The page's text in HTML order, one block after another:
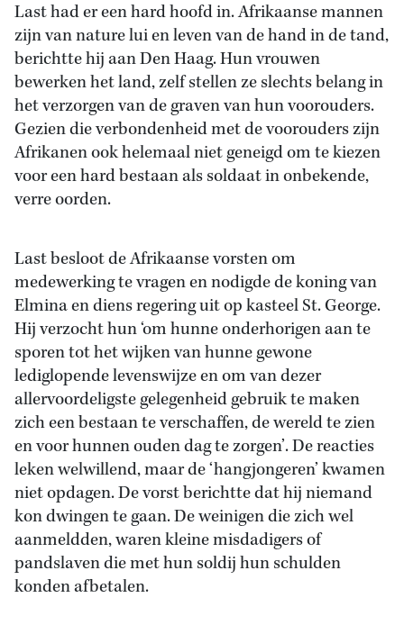
Last had er een hard hoofd in. Afrikaanse mannen
zijn van nature lui en leven van de hand in de tand,
berichtte hij aan Den Haag. Hun vrouwen
bewerken het land, zelf stellen ze slechts belang in
het verzorgen van de graven van hun voorouders.
Gezien die verbondenheid met de voorouders zijn
Afrikanen ook helemaal niet geneigd om te kiezen
voor een hard bestaan als soldaat in onbekende,
verre oorden.
Last besloot de Afrikaanse vorsten om
medewerking te vragen en nodigde de koning van
Elmina en diens regering uit op kasteel St. George.
Hij verzocht hun ‘om hunne onderhorigen aan te
sporen tot het wijken van hunne gewone
lediglopende levenswijze en om van dezer
allervoordeligste gelegenheid gebruik te maken
zich een bestaan te verschaffen, de wereld te zien
en voor hunnen ouden dag te zorgen’. De reacties
leken welwillend, maar de ‘hangjongeren’ kwamen
niet opdagen. De vorst berichtte dat hij niemand
kon dwingen te gaan. De weinigen die zich wel
aanmeldden, waren kleine misdadigers of
pandslaven die met hun soldij hun schulden
konden afbetalen.